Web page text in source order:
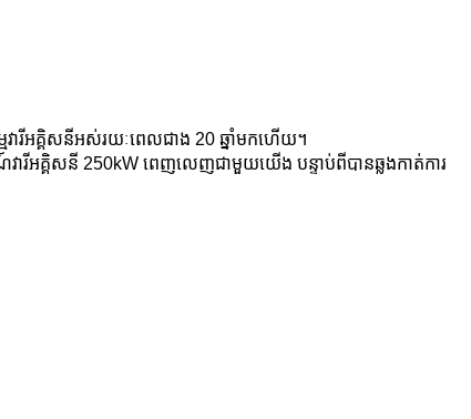
ារីអគ្គិសនីអស់រយៈពេលជាង 20 ឆ្នាំមកហើយ។
អគ្គិសនី 250kW ពេញលេញជាមួយយើង បន្ទាប់ពីបានឆ្លងកាត់ការ